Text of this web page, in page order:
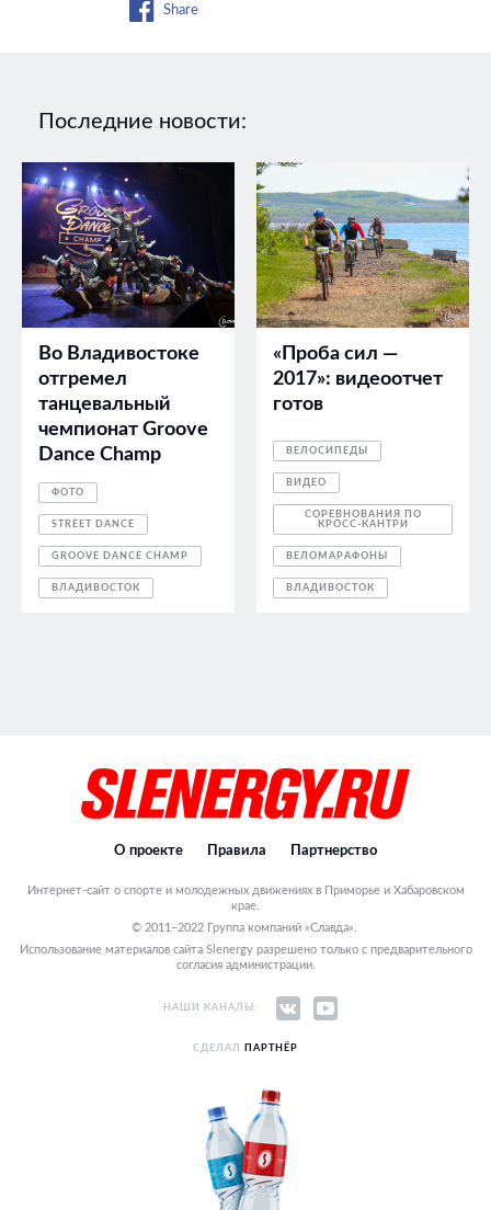
Share
Последние новости:
Во Владивостоке
отгремел
танцевальный
чемпионат Groove
Dance Champ
ФОТО
STREET DANCE
GROOVE DANCE CHAMP
ВЛАДИВОСТОК
«Проба сил —
2017»: видеоотчет
готов
ВЕЛОСИПЕДЫ
ВИДЕО
СОРЕВНОВАНИЯ ПО
КРОСС-КАНТРИ
ВЕЛОМАРАФОНЫ
ВЛАДИВОСТОК
О проекте Правила Партнерство
Интернет-сайт о спорте и молодежных движениях в Приморье и Хабаровском
крае.
© 2011–2022 Группа компаний «Славда».
Использование материалов сайта Slenergy разрешено только с предварительного
согласия администрации.
НАШИ КАНАЛЫ:
СДЕЛАЛ ПАРТНЁР